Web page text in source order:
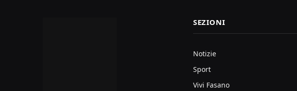
SEZIONI
Notizie
Sport
Vivi Fasano